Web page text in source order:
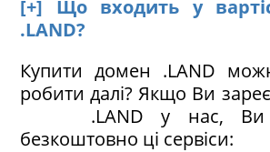
[+] Що входить у
.LAND?
Купити домен .LAND
робити далі? Якщо Ви
.LAND у нас, Ви
безкоштовно ці сервіси: